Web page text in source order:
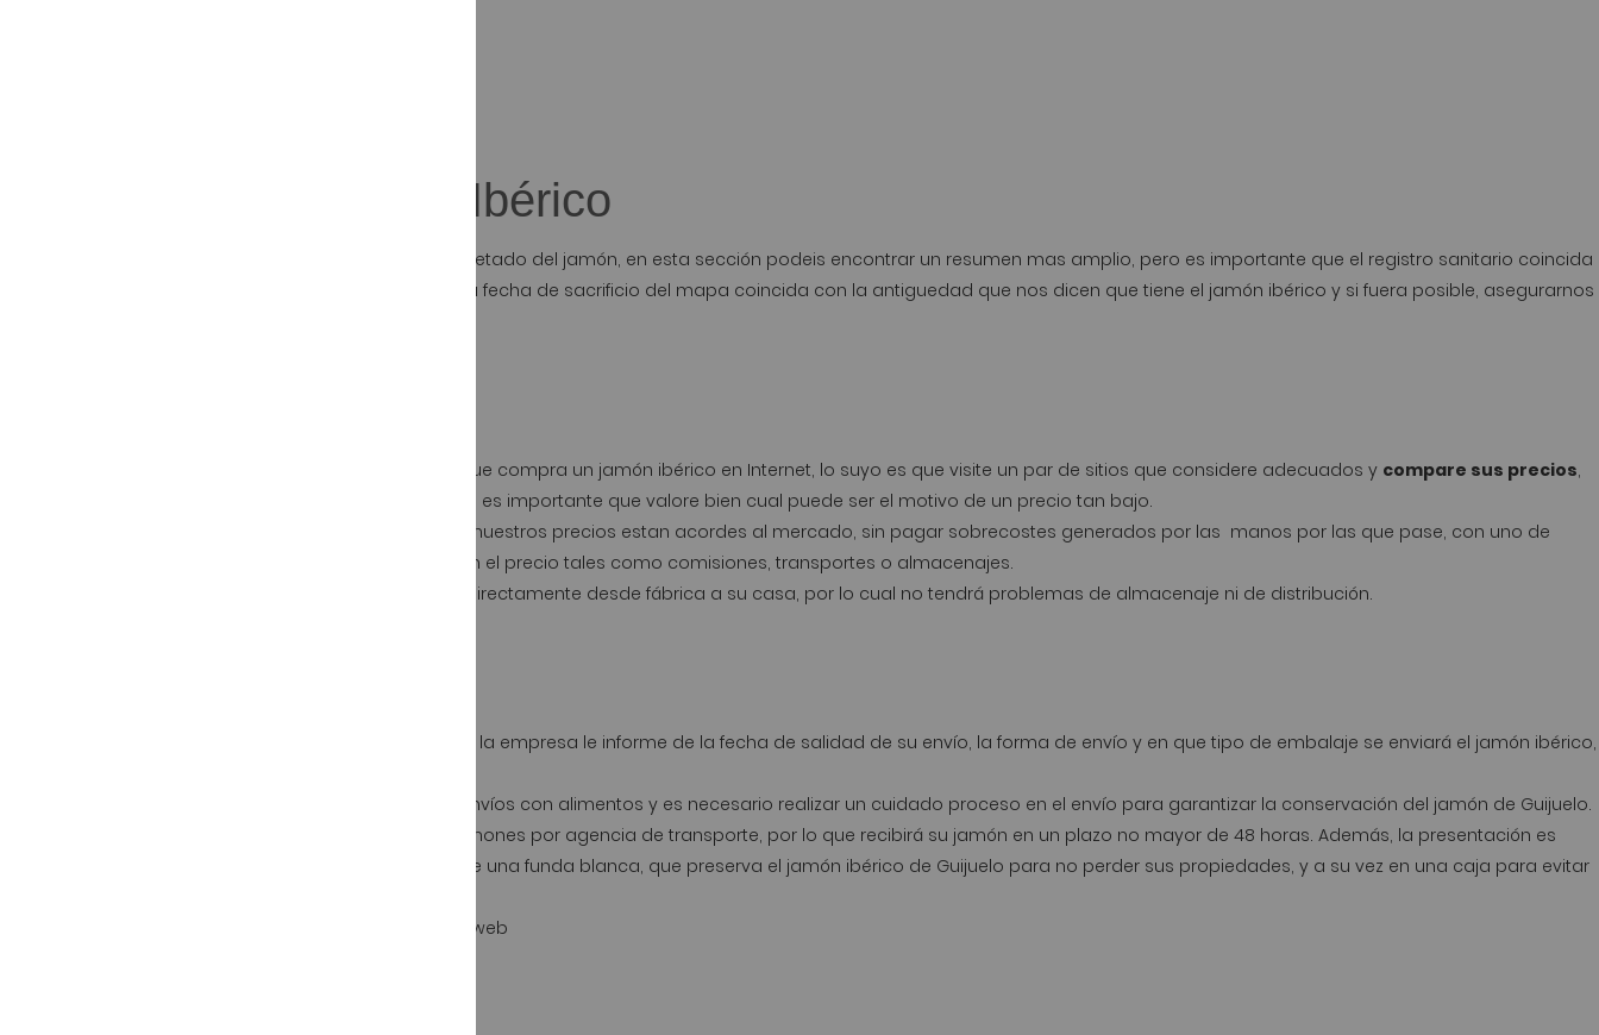
Etiquetado del Jamón Ibérico
Es importante que prestemos algo de atención al etiquetado del jamón, en esta sección podeis encontrar un resumen mas amplio, pero es importante que el registro sanitario coincida
con el lugar del que nos dicen procede el jamón, que la fecha de sacrificio del mapa coincida con la antiguedad que nos dicen que tiene el jamón ibérico y si fuera posible, asegurarnos
Un factor importante es el precio, si es la primera vez que compra un jamón ibérico en Internet, lo suyo es que visite un par de sitios que considere adecuados y compare sus precios,
recuerde siempre que nadie da nada gratis, por lo cual es importante que valore bien cual puede ser el motivo de un precio tan bajo.
Nosotros al ser fabricantes podemos presumir de que nuestros precios estan acordes al mercado, sin pagar sobrecostes generados por las manos por las que pase, con uno de
nuestros jamones se ahorrará una serie de recargos en el precio tales como comisiones, transportes o almacenajes.
le enviamos los jamones ibéricos directamente desde fábrica a su casa, por lo cual no tendrá problemas de almacenaje ni de distribución.
Cuando se envían jamones ibéricos es importante que la empresa le informe de la fecha de salidad de su envío, la forma de envío y en que tipo de embalaje se enviará el jamón ibérico,
Estos datos son muy importantes ya que se trata de envíos con alimentos y es necesario realizar un cuidado proceso en el envío para garantizar la conservación del jamón de Guijuelo.
realizamos el envío de nuestros jamones por agencia de transporte, por lo que recibirá su jamón en un plazo no mayor de 48 horas. Además, la presentación es
impecable, ya que enviamos el jamón ibérico dentro de una funda blanca, que preserva el jamón ibérico de Guijuelo para no perder sus propiedades, y a su vez en una caja para evitar
de nuestra web